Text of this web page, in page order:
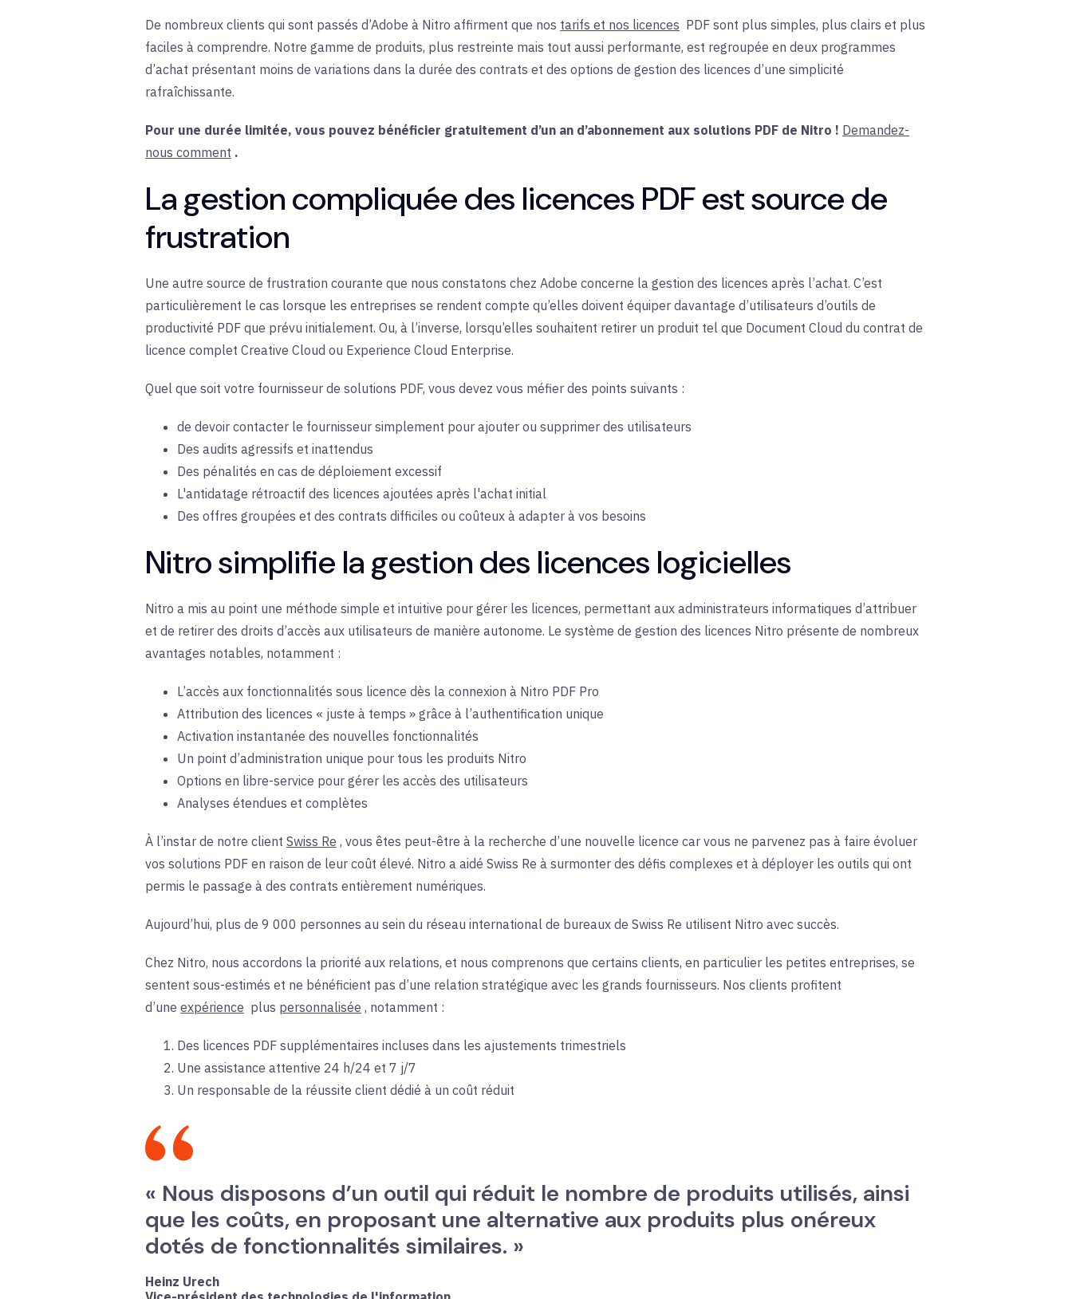
De nombreux clients qui sont passés d’Adobe à Nitro affirment que nos tarifs et nos licences PDF sont plus simples, plus clairs et plus
faciles à comprendre. Notre gamme de produits, plus restreinte mais tout aussi performante, est regroupée en deux programmes
d’achat présentant moins de variations dans la durée des contrats et des options de gestion des licences d’une simplicité
rafraîchissante.
Pour une durée limitée, vous pouvez bénéficier gratuitement d’un an d’abonnement aux solutions PDF de Nitro ! Demandez-
nous comment .
La gestion compliquée des licences PDF est source de
frustration
Une autre source de frustration courante que nous constatons chez Adobe concerne la gestion des licences après l’achat. C’est
particulièrement le cas lorsque les entreprises se rendent compte qu’elles doivent équiper davantage d’utilisateurs d’outils de
productivité PDF que prévu initialement. Ou, à l’inverse, lorsqu’elles souhaitent retirer un produit tel que Document Cloud du contrat de
licence complet Creative Cloud ou Experience Cloud Enterprise.
Quel que soit votre fournisseur de solutions PDF, vous devez vous méfier des points suivants :
de devoir contacter le fournisseur simplement pour ajouter ou supprimer des utilisateurs
Des audits agressifs et inattendus
Des pénalités en cas de déploiement excessif
L'antidatage rétroactif des licences ajoutées après l'achat initial
Des offres groupées et des contrats difficiles ou coûteux à adapter à vos besoins
Nitro simplifie la gestion des licences logicielles
Nitro a mis au point une méthode simple et intuitive pour gérer les licences, permettant aux administrateurs informatiques d’attribuer
et de retirer des droits d’accès aux utilisateurs de manière autonome. Le système de gestion des licences Nitro présente de nombreux
avantages notables, notamment :
L’accès aux fonctionnalités sous licence dès la connexion à Nitro PDF Pro
Attribution des licences « juste à temps » grâce à l’authentification unique
Activation instantanée des nouvelles fonctionnalités
Un point d’administration unique pour tous les produits Nitro
Options en libre-service pour gérer les accès des utilisateurs
Analyses étendues et complètes
À l’instar de notre client Swiss Re , vous êtes peut-être à la recherche d’une nouvelle licence car vous ne parvenez pas à faire évoluer
vos solutions PDF en raison de leur coût élevé. Nitro a aidé Swiss Re à surmonter des défis complexes et à déployer les outils qui ont
permis le passage à des contrats entièrement numériques.
Aujourd’hui, plus de 9 000 personnes au sein du réseau international de bureaux de Swiss Re utilisent Nitro avec succès.
Chez Nitro, nous accordons la priorité aux relations, et nous comprenons que certains clients, en particulier les petites entreprises, se
sentent sous-estimés et ne bénéficient pas d’une relation stratégique avec les grands fournisseurs. Nos clients profitent
d’une expérience plus personnalisée , notamment :
Des licences PDF supplémentaires incluses dans les ajustements trimestriels
Une assistance attentive 24 h/24 et 7 j/7
Un responsable de la réussite client dédié à un coût réduit
« Nous disposons d’un outil qui réduit le nombre de produits utilisés, ainsi
que les coûts, en proposant une alternative aux produits plus onéreux
dotés de fonctionnalités similaires. »
Heinz Urech